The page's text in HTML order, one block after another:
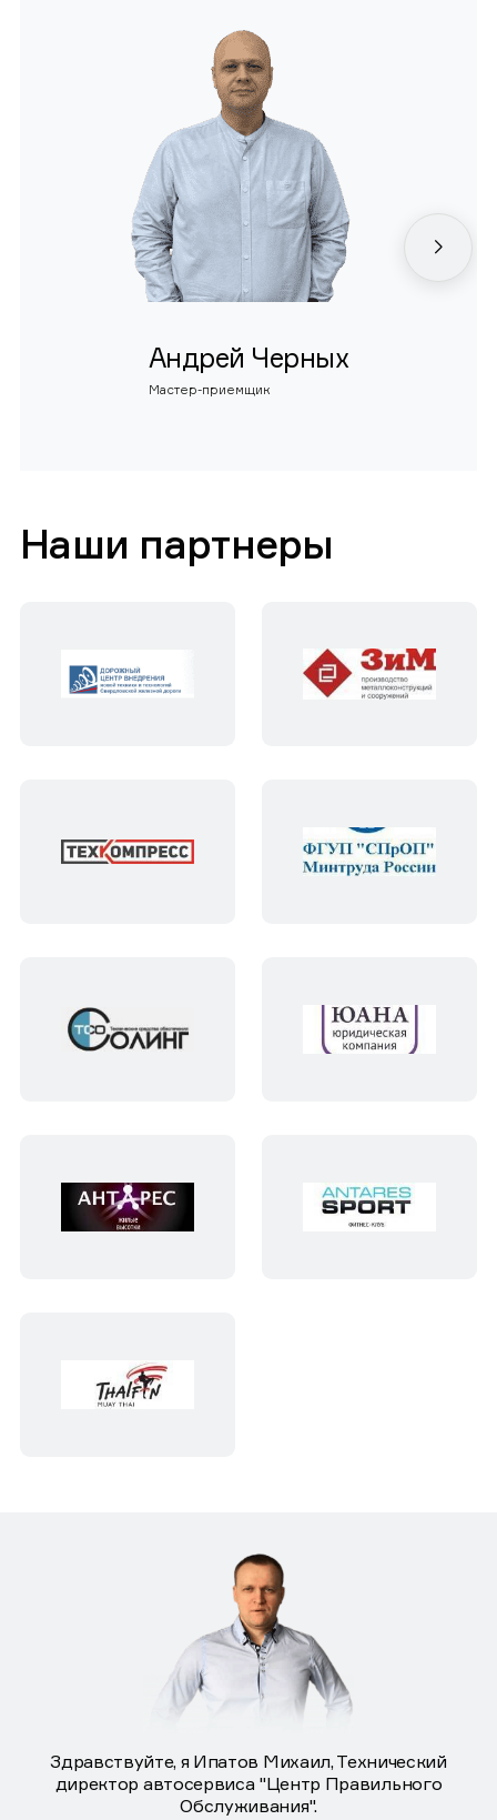
Андрей Черных
Мастер-приемщик
Наши партнеры
Здравствуйте, я Ипатов Михаил, Технический
директор автосервиса "Центр Правильного
Обслуживания".